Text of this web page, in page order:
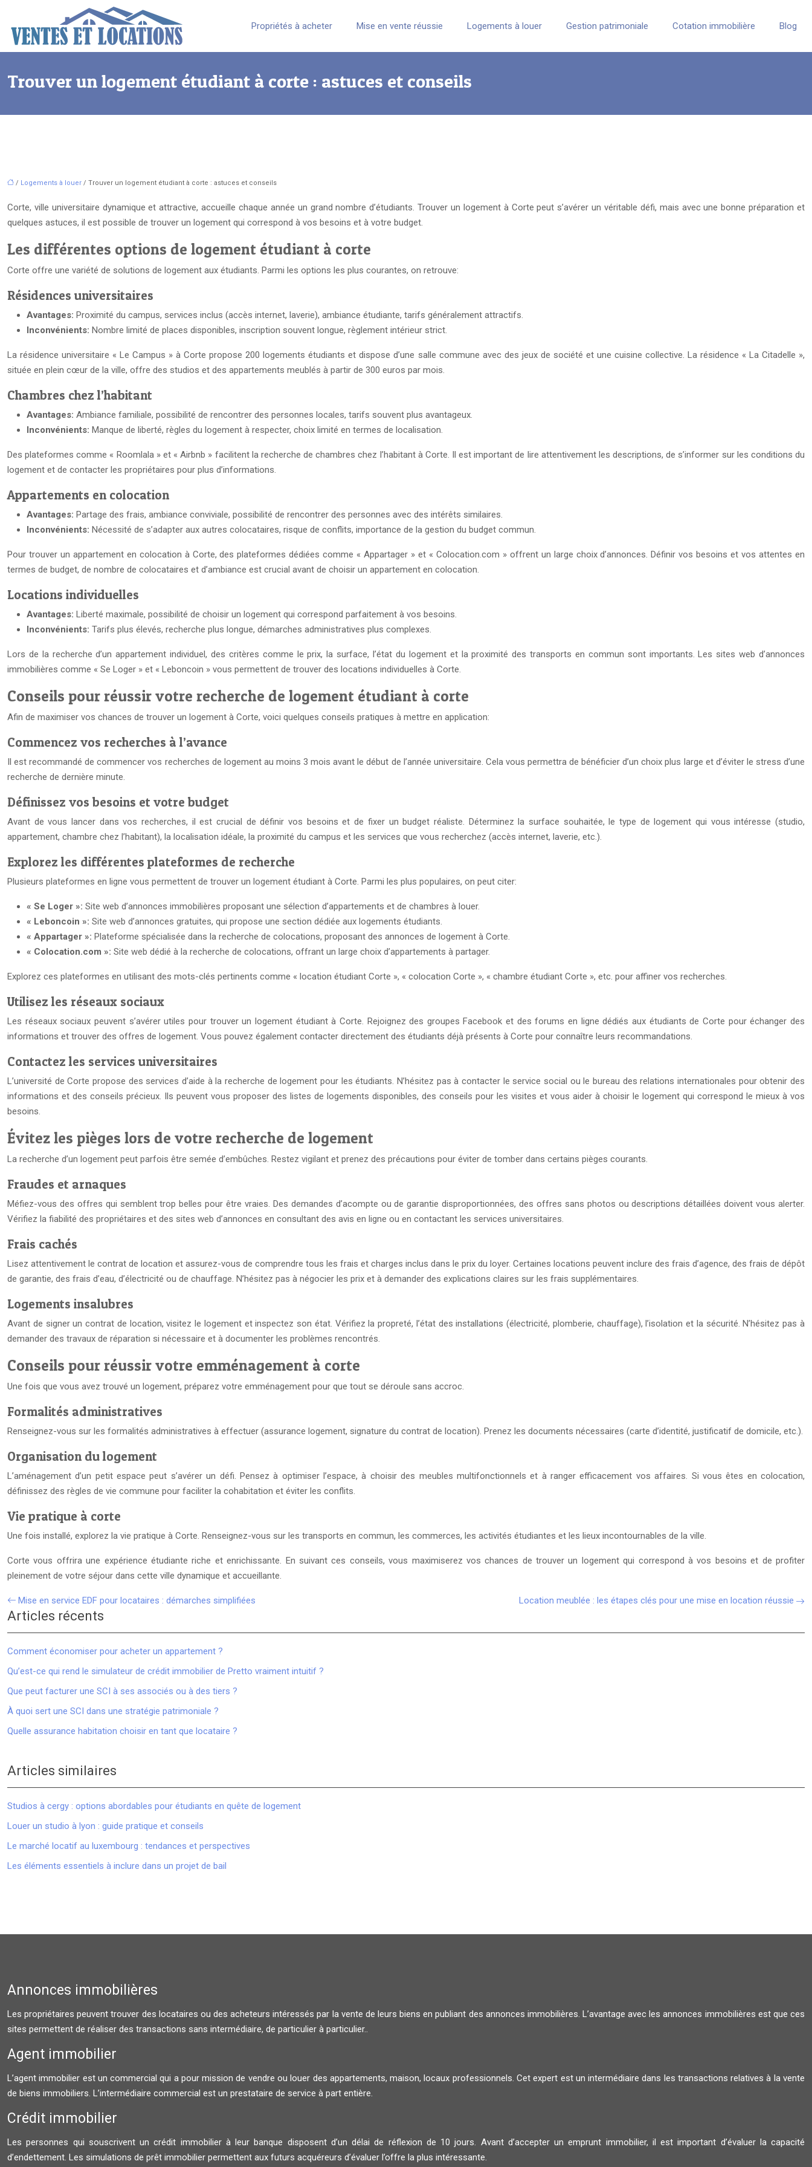
Propriétés à acheter Mise en vente réussie Logements à louer Gestion patrimoniale Cotation immobilière Blog
Trouver un logement étudiant à corte : astuces et conseils
/ Logements à louer / Trouver un logement étudiant à corte : astuces et conseils
Corte, ville universitaire dynamique et attractive, accueille chaque année un grand nombre d’étudiants. Trouver un logement à Corte peut s’avérer un véritable défi, mais avec une bonne préparation et
quelques astuces, il est possible de trouver un logement qui correspond à vos besoins et à votre budget.
Les différentes options de logement étudiant à corte
Corte offre une variété de solutions de logement aux étudiants. Parmi les options les plus courantes, on retrouve:
Résidences universitaires
Avantages: Proximité du campus, services inclus (accès internet, laverie), ambiance étudiante, tarifs généralement attractifs.
Inconvénients: Nombre limité de places disponibles, inscription souvent longue, règlement intérieur strict.
La résidence universitaire « Le Campus » à Corte propose 200 logements étudiants et dispose d’une salle commune avec des jeux de société et une cuisine collective. La résidence « La Citadelle »,
située en plein cœur de la ville, offre des studios et des appartements meublés à partir de 300 euros par mois.
Chambres chez l’habitant
Avantages: Ambiance familiale, possibilité de rencontrer des personnes locales, tarifs souvent plus avantageux.
Inconvénients: Manque de liberté, règles du logement à respecter, choix limité en termes de localisation.
Des plateformes comme « Roomlala » et « Airbnb » facilitent la recherche de chambres chez l’habitant à Corte. Il est important de lire attentivement les descriptions, de s’informer sur les conditions du
logement et de contacter les propriétaires pour plus d’informations.
Appartements en colocation
Avantages: Partage des frais, ambiance conviviale, possibilité de rencontrer des personnes avec des intérêts similaires.
Inconvénients: Nécessité de s’adapter aux autres colocataires, risque de conflits, importance de la gestion du budget commun.
Pour trouver un appartement en colocation à Corte, des plateformes dédiées comme « Appartager » et « Colocation.com » offrent un large choix d’annonces. Définir vos besoins et vos attentes en
termes de budget, de nombre de colocataires et d’ambiance est crucial avant de choisir un appartement en colocation.
Locations individuelles
Avantages: Liberté maximale, possibilité de choisir un logement qui correspond parfaitement à vos besoins.
Inconvénients: Tarifs plus élevés, recherche plus longue, démarches administratives plus complexes.
Lors de la recherche d’un appartement individuel, des critères comme le prix, la surface, l’état du logement et la proximité des transports en commun sont importants. Les sites web d’annonces
immobilières comme « Se Loger » et « Leboncoin » vous permettent de trouver des locations individuelles à Corte.
Conseils pour réussir votre recherche de logement étudiant à corte
Afin de maximiser vos chances de trouver un logement à Corte, voici quelques conseils pratiques à mettre en application:
Commencez vos recherches à l’avance
Il est recommandé de commencer vos recherches de logement au moins 3 mois avant le début de l’année universitaire. Cela vous permettra de bénéficier d’un choix plus large et d’éviter le stress d’une
recherche de dernière minute.
Définissez vos besoins et votre budget
Avant de vous lancer dans vos recherches, il est crucial de définir vos besoins et de fixer un budget réaliste. Déterminez la surface souhaitée, le type de logement qui vous intéresse (studio,
appartement, chambre chez l’habitant), la localisation idéale, la proximité du campus et les services que vous recherchez (accès internet, laverie, etc.).
Explorez les différentes plateformes de recherche
Plusieurs plateformes en ligne vous permettent de trouver un logement étudiant à Corte. Parmi les plus populaires, on peut citer:
« Se Loger »: Site web d’annonces immobilières proposant une sélection d’appartements et de chambres à louer.
« Leboncoin »: Site web d’annonces gratuites, qui propose une section dédiée aux logements étudiants.
« Appartager »: Plateforme spécialisée dans la recherche de colocations, proposant des annonces de logement à Corte.
« Colocation.com »: Site web dédié à la recherche de colocations, offrant un large choix d’appartements à partager.
Explorez ces plateformes en utilisant des mots-clés pertinents comme « location étudiant Corte », « colocation Corte », « chambre étudiant Corte », etc. pour affiner vos recherches.
Utilisez les réseaux sociaux
Les réseaux sociaux peuvent s’avérer utiles pour trouver un logement étudiant à Corte. Rejoignez des groupes Facebook et des forums en ligne dédiés aux étudiants de Corte pour échanger des
informations et trouver des offres de logement. Vous pouvez également contacter directement des étudiants déjà présents à Corte pour connaître leurs recommandations.
Contactez les services universitaires
L’université de Corte propose des services d’aide à la recherche de logement pour les étudiants. N’hésitez pas à contacter le service social ou le bureau des relations internationales pour obtenir des
informations et des conseils précieux. Ils peuvent vous proposer des listes de logements disponibles, des conseils pour les visites et vous aider à choisir le logement qui correspond le mieux à vos
besoins.
Évitez les pièges lors de votre recherche de logement
La recherche d’un logement peut parfois être semée d’embûches. Restez vigilant et prenez des précautions pour éviter de tomber dans certains pièges courants.
Fraudes et arnaques
Méfiez-vous des offres qui semblent trop belles pour être vraies. Des demandes d’acompte ou de garantie disproportionnées, des offres sans photos ou descriptions détaillées doivent vous alerter.
Vérifiez la fiabilité des propriétaires et des sites web d’annonces en consultant des avis en ligne ou en contactant les services universitaires.
Frais cachés
Lisez attentivement le contrat de location et assurez-vous de comprendre tous les frais et charges inclus dans le prix du loyer. Certaines locations peuvent inclure des frais d’agence, des frais de dépôt
de garantie, des frais d’eau, d’électricité ou de chauffage. N’hésitez pas à négocier les prix et à demander des explications claires sur les frais supplémentaires.
Logements insalubres
Avant de signer un contrat de location, visitez le logement et inspectez son état. Vérifiez la propreté, l’état des installations (électricité, plomberie, chauffage), l’isolation et la sécurité. N’hésitez pas à
demander des travaux de réparation si nécessaire et à documenter les problèmes rencontrés.
Conseils pour réussir votre emménagement à corte
Une fois que vous avez trouvé un logement, préparez votre emménagement pour que tout se déroule sans accroc.
Formalités administratives
Renseignez-vous sur les formalités administratives à effectuer (assurance logement, signature du contrat de location). Prenez les documents nécessaires (carte d’identité, justificatif de domicile, etc.).
Organisation du logement
L’aménagement d’un petit espace peut s’avérer un défi. Pensez à optimiser l’espace, à choisir des meubles multifonctionnels et à ranger efficacement vos affaires. Si vous êtes en colocation,
définissez des règles de vie commune pour faciliter la cohabitation et éviter les conflits.
Vie pratique à corte
Une fois installé, explorez la vie pratique à Corte. Renseignez-vous sur les transports en commun, les commerces, les activités étudiantes et les lieux incontournables de la ville.
Corte vous offrira une expérience étudiante riche et enrichissante. En suivant ces conseils, vous maximiserez vos chances de trouver un logement qui correspond à vos besoins et de profiter
pleinement de votre séjour dans cette ville dynamique et accueillante.
Mise en service EDF pour locataires : démarches simplifiées Location meublée : les étapes clés pour une mise en location réussie
Articles récents
Comment économiser pour acheter un appartement ?
Qu’est-ce qui rend le simulateur de crédit immobilier de Pretto vraiment intuitif ?
Que peut facturer une SCI à ses associés ou à des tiers ?
À quoi sert une SCI dans une stratégie patrimoniale ?
Quelle assurance habitation choisir en tant que locataire ?
Articles similaires
Studios à cergy : options abordables pour étudiants en quête de logement
Louer un studio à lyon : guide pratique et conseils
Le marché locatif au luxembourg : tendances et perspectives
Les éléments essentiels à inclure dans un projet de bail
Annonces immobilières
Les propriétaires peuvent trouver des locataires ou des acheteurs intéressés par la vente de leurs biens en publiant des annonces immobilières. L’avantage avec les annonces immobilières est que ces
sites permettent de réaliser des transactions sans intermédiaire, de particulier à particulier..
Agent immobilier
L’agent immobilier est un commercial qui a pour mission de vendre ou louer des appartements, maison, locaux professionnels. Cet expert est un intermédiaire dans les transactions relatives à la vente
de biens immobiliers. L’intermédiaire commercial est un prestataire de service à part entière.
Crédit immobilier
Les personnes qui souscrivent un crédit immobilier à leur banque disposent d’un délai de réflexion de 10 jours. Avant d’accepter un emprunt immobilier, il est important d’évaluer la capacité
d’endettement. Les simulations de prêt immobilier permettent aux futurs acquéreurs d’évaluer l’offre la plus intéressante.